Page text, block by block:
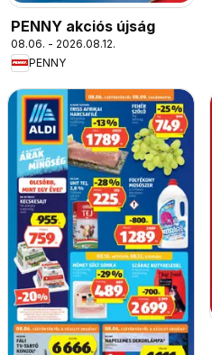
PENNY akciós újság
08.06. - 2026.08.12.
PENNY